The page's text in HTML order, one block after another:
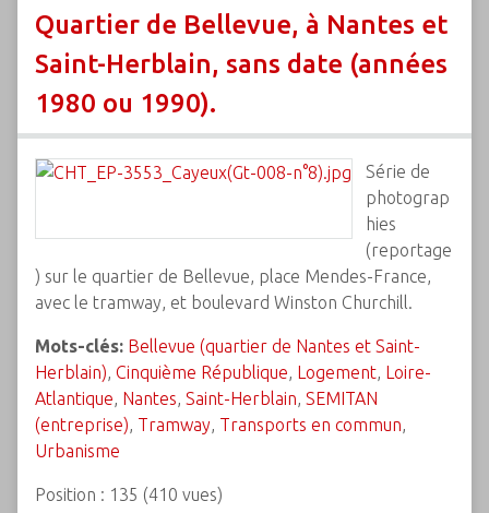
Quartier de Bellevue, à Nantes et
Saint-Herblain, sans date (années
1980 ou 1990).
Série de
photograp
hies
(reportage
) sur le quartier de Bellevue, place Mendes-France,
avec le tramway, et boulevard Winston Churchill.
Mots-clés: Bellevue (quartier de Nantes et Saint-
Herblain), Cinquième République, Logement, Loire-
Atlantique, Nantes, Saint-Herblain, SEMITAN
(entreprise), Tramway, Transports en commun,
Urbanisme
Position : 135 (410 vues)